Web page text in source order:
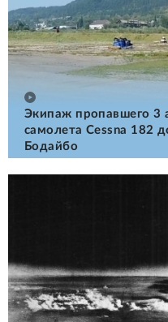
Экипаж пропавшего 3
самолета Cessna 182
Бодайбо